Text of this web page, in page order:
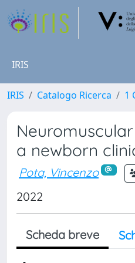
IRIS
IRIS Catalogo Ricerca 1
a newborn
Pota, Vincenzo
2022
Scheda breve